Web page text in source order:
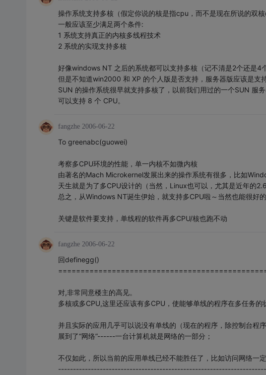
操作系统支持多核（假定你说的核是指cpu，而不是现在所说的双核
一般应该至少满足两个条件:
1 系统支持真正的内核多线程技术
2 系统的实现支持多核
好像windows NT 之后的系统都可以支持多核（记不清是2个还是4
但是不知道win2000 和 XP 的个人版是否支持，服务器版应该是支持
SUN 的操作系统很早就支持多核了，以前我们用过的一个SUN 服
可以支持 8 个 CPU。
fangzhe 2006-06-22
To greenabc(guowei)
考察多CPU环境的性能，单一内核不如微内核
由著名的Mach Microkernel发展出来的操作系统有很多，比如
天生就是为了多CPU设计的（当然，Linux也可以，尤其是近年的
总之，从Windows NT诞生伊始，就支持多CPU啦～当然也能很好
关键是软件要支持，单线程的软件再多CPU/核也跑不动
fangzhe 2006-06-22
回definegg()
对,非常同意楼主的高见。
多核或多CPU,这里还应该有多CPU，使能够单线的程序在多任务的
并且实际的应用几乎可以说没有单线的（现在的程序，除控制台程
展到了“网络”------一台计算机就是网络的一部分；
不仅如此，所以当前的应用单线已经不能胜任了，比如访问网络一